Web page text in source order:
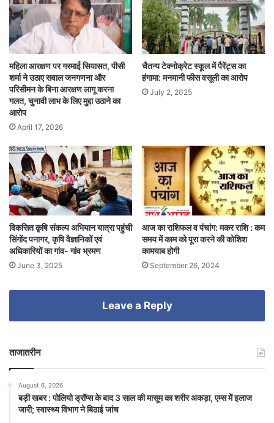
महिला आरक्षण पर गरमाई सियासत, पीसी
शर्मा ने उठाए सवाल जनगणना और
परिसीमन के बिना आरक्षण लागू करना
गलत, चुनावी लाभ के लिए मुद्दा उठाने का
आरोप
April 17, 2026
चैतन्य टेक्नोक्रेट स्कूल में पैरेंट्स का
हंगामा: मनमानी फीस वसूली का आरोप
July 2, 2025
विकसित कृषि संकल्प अभियान यात्रा पहुंची
सिंगोंद पनागर, कृषि वैज्ञानिकों एवं
अधिकारियों का गांव- गांव भ्रमण
June 3, 2025
आज का राशिफल व पंचांग: मकर राशि : कम
समय में काम को पूरा करने की कोशिश
कामयाब होगी
September 26, 2024
Leave a Reply
ताजातरीन
August 6, 2026
बड़ी खबर : पोलियो ड्रॉप्स के बाद 3 साल की मासूम का शरीर अकड़ा, एम्स में इलाज
जारी; स्वास्थ्य विभाग ने बिठाई जांच